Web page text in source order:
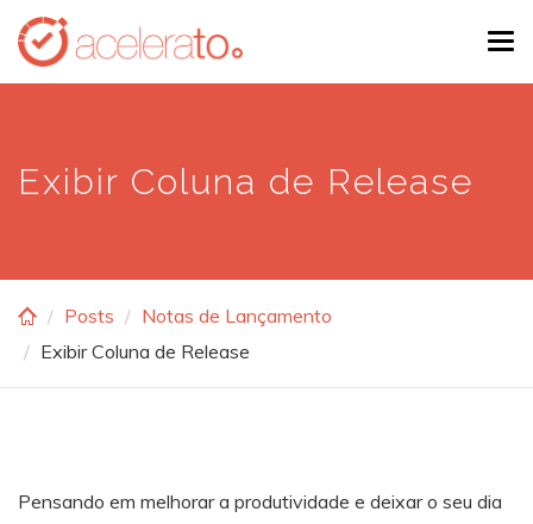
Skip
main
Exibir Coluna de Release
Posts
Notas de Lançamento
Exibir Coluna de Release
Pensando em melhorar a produtividade e deixar o seu dia